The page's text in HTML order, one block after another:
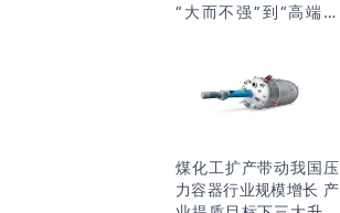
“大而不强”到“高端突
煤化工扩产带动我国压
力容器行业规模增长 产